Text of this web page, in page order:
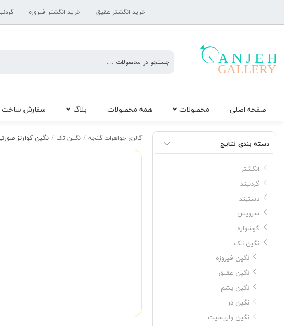
خرید انگشتر عقیق خرید انگشتر فیروزه
جواهرات
صفحه اصلی محصولات همه محصولات بلاگ سفارش ساخت
نگین کوارتز صورتی گالری جواهرات گنجه / نگین تک / نگین کوارتز
دسته بندی نتایج
انگشتر
گردنبند
دستبند
سرویس
گوشواره
نگین تک
نگین فیروزه
نگین عقیق
نگین یشم
نگین در
نگین واریسیت